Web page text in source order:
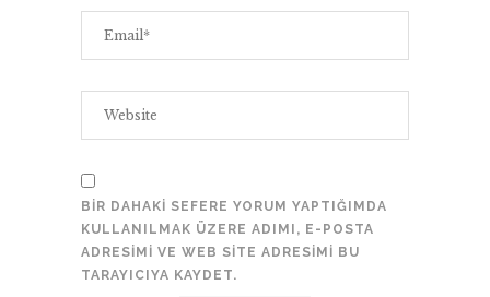
BIR DAHAKI SEFERE YORUM YAPTIĞIMDA
KULLANILMAK ÜZERE ADIMI, E-POSTA
ADRESIMI VE WEB SITE ADRESIMI BU
TARAYICIYA KAYDET.